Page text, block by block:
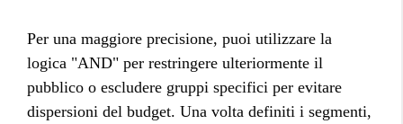
Per una maggiore precisione, puoi utilizzare la
logica "AND" per restringere ulteriormente il
pubblico o escludere gruppi specifici per evitare
dispersioni del budget. Una volta definiti i segmenti,